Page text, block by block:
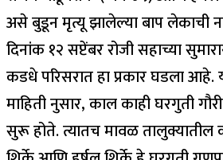
असे बुडून मृत्यू झालेल्या बाप लेकाची
दिनांक १२ सप्टेंबर रोजी सहाच्या
कडधे परिसरात हा प्रकार घडला आहे.
माहिती नुसार, काल काही घरगुती
सुरू होते. त्यातच मावळ